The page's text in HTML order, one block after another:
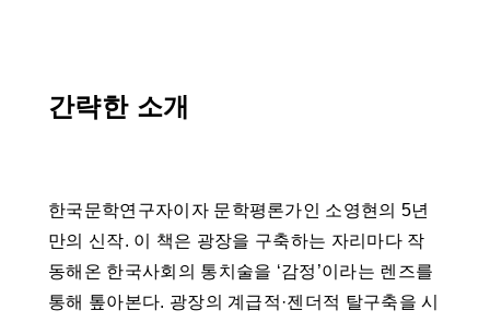
간략한 소개
한국문학연구자이자 문학평론가인 소영현의 5년
만의 신작. 이 책은 광장을 구축하는 자리마다 작
동해온 한국사회의 통치술을 ‘감정’이라는 렌즈를
통해 톺아본다. 광장의 계급적·젠더적 탈구축을 시